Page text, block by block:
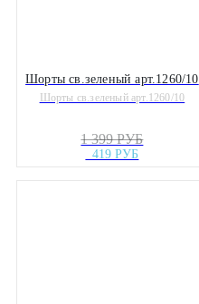
Шорты св.зеленый арт.1260/10
Шорты св.зеленый арт.1260/10
1 399 РУБ
419 РУБ